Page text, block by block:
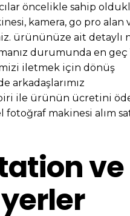
öncelikle sahip
kamera, go pro alan
ürününüze ait detaylı
durumunda en geç
iletmek için dönüş
arkadaşlarımız
ile ürünün ücretini
fotoğraf makinesi alım
ve